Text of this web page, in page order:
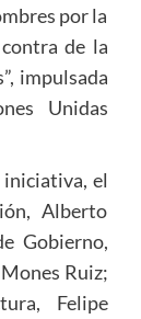
por la
de la
impulsada
Unidas
iniciativa, el
Alberto
Gobierno,
Ruiz;
Felipe